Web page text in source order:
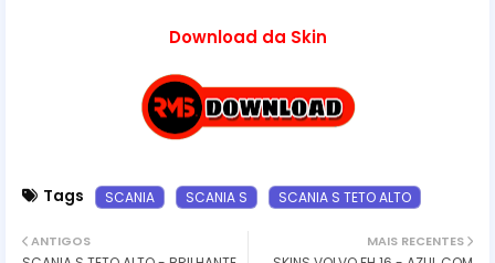
Download da Skin
Tags SCANIA SCANIA S SCANIA S TETO ALTO
MAIS RECENTES
ANTIGOS